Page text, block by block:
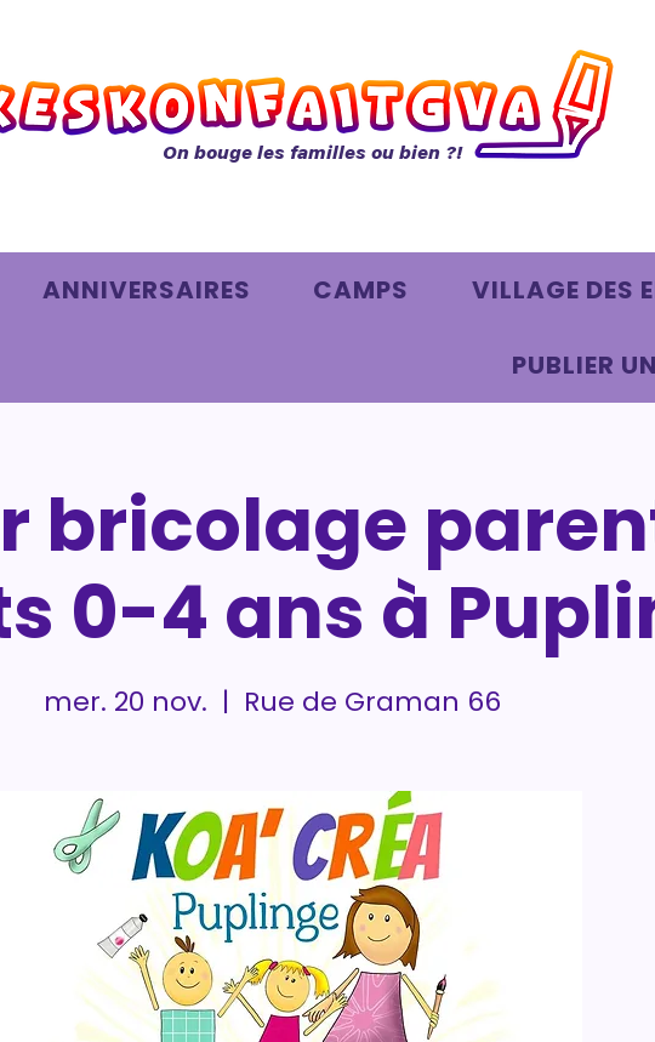
On bouge les familles ou bien ?!
ANNIVERSAIRES CAMPS VILLAGE DES
PUBLIER
bricolage
0-4 ans à
mer. 20 nov.
  |
Rue de Graman 66